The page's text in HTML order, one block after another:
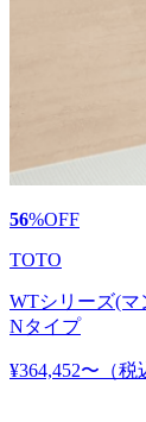
56%OFF
TOTO
WTシリーズ(マ
Nタイプ
¥364,452〜 （税